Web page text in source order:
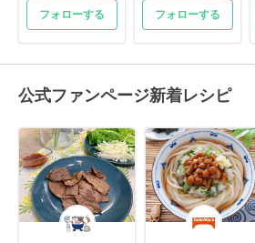
フォローする フォローする
公式ファンページ新着レシピ